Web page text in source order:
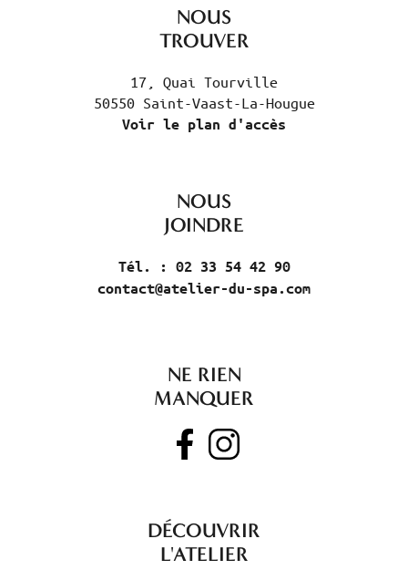
NOUS
TROUVER
17, Quai Tourville
50550 Saint-Vaast-La-Hougue
Voir le plan d'accès
NOUS
JOINDRE
Tél. : 02 33 54 42 90
contact@atelier-du-spa.com
NE RIEN
MANQUER
DÉCOUVRIR
L'ATELIER